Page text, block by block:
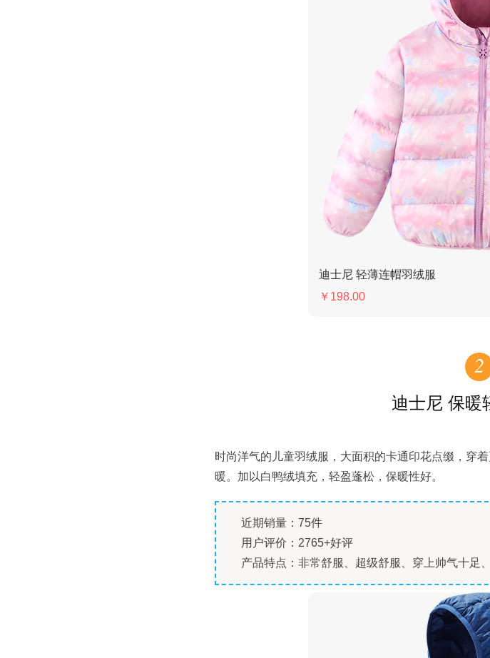
迪士尼 轻薄连帽羽绒服
￥198.00
2
迪士尼 保暖
时尚洋气的儿童羽绒服，大面积的卡通印花点缀，穿
暖。加以白鸭绒填充，轻盈蓬松，保暖性好。
近期销量：75件
用户评价：2765+好评
产品特点：非常舒服、超级舒服、穿上帅气十足